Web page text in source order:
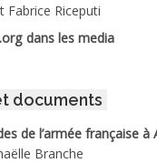
Fabrice Riceputi
dans les media
documents
de l’armée française à
Branche